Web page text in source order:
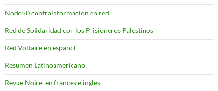
Nodo50 contrainformacion en red
Red de Solidaridad con los Prisioneros Palestinos
Red Voltaire en español
Resumen Latinoamericano
Revue Noire, en frances e ingles